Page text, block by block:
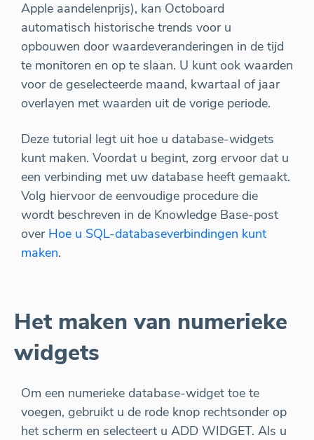
Apple aandelenprijs), kan Octoboard
automatisch historische trends voor u
opbouwen door waardeveranderingen in de tijd
te monitoren en op te slaan. U kunt ook waarden
voor de geselecteerde maand, kwartaal of jaar
overlayen met waarden uit de vorige periode.
Deze tutorial legt uit hoe u database-widgets
kunt maken. Voordat u begint, zorg ervoor dat u
een verbinding met uw database heeft gemaakt.
Volg hiervoor de eenvoudige procedure die
wordt beschreven in de Knowledge Base-post
over Hoe u SQL-databaseverbindingen kunt
maken.
Het maken van numerieke
widgets
Om een numerieke database-widget toe te
voegen, gebruikt u de rode knop rechtsonder op
het scherm en selecteert u ADD WIDGET. Als u